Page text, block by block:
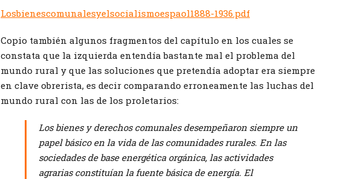
Losbienescomunalesyelsocialismoespaol1888-1936.pdf
Copio también algunos fragmentos del capítulo en los cuales se
constata que la izquierda entendía bastante mal el problema del
mundo rural y que las soluciones que pretendía adoptar era siempre
en clave obrerista, es decir comparando erroneamente las luchas del
mundo rural con las de los proletarios:
Los bienes y derechos comunales desempeñaron siempre un
papel básico en la vida de las comunidades rurales. En las
sociedades de base energética orgánica, las actividades
agrarias constituían la fuente básica de energía. El